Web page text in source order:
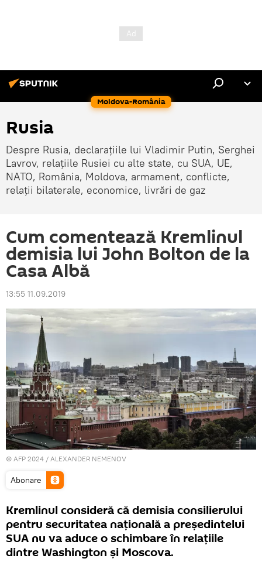
Moldova-România
Rusia
Despre Rusia, declarațiile lui Vladimir Putin, Serghei
Lavrov, relațiile Rusiei cu alte state, cu SUA, UE,
NATO, România, Moldova, armament, conflicte,
relații bilaterale, economice, livrări de gaz
Cum comentează Kremlinul
demisia lui John Bolton de la
Casa Albă
13:55 11.09.2019
© AFP 2024 / ALEXANDER NEMENOV
Abonare
Kremlinul consideră că demisia consilierului
pentru securitatea națională a președintelui
SUA nu va aduce o schimbare în relațiile
dintre Washington și Moscova.